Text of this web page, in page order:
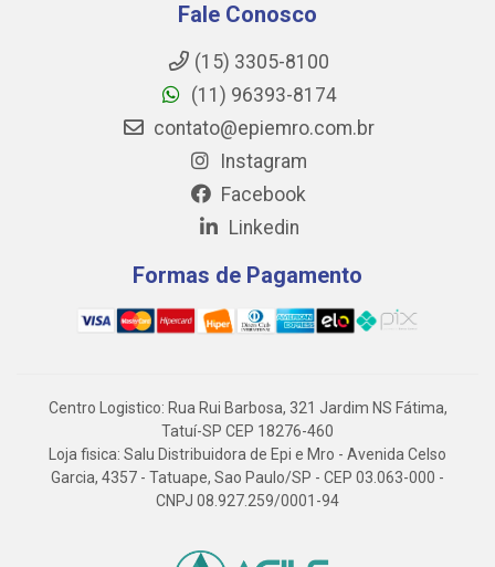
Fale Conosco
(15) 3305-8100
(11) 96393-8174
contato@epiemro.com.br
Instagram
Facebook
Linkedin
Formas de Pagamento
Centro Logistico: Rua Rui Barbosa, 321 Jardim NS Fátima,
Tatuí-SP CEP 18276-460
Loja fisica: Salu Distribuidora de Epi e Mro - Avenida Celso
Garcia, 4357 - Tatuape, Sao Paulo/SP - CEP 03.063-000 -
CNPJ 08.927.259/0001-94